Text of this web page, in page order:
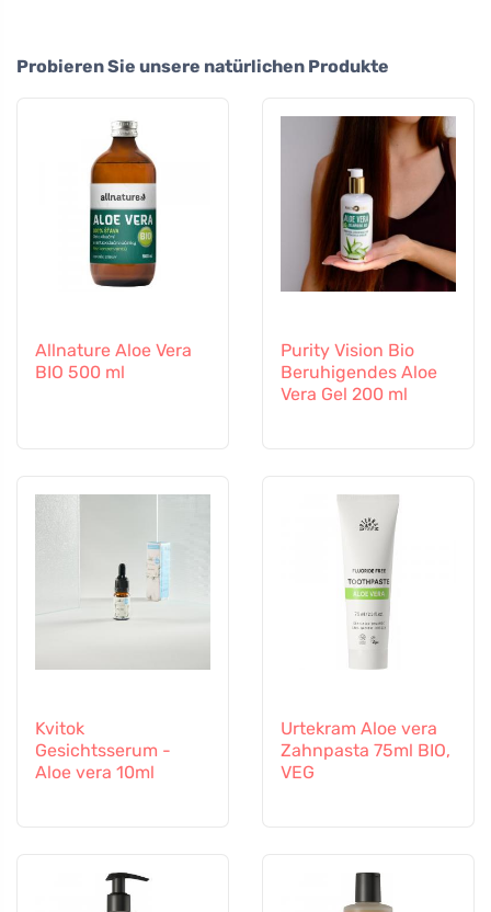
Probieren Sie unsere natürlichen Produkte
Allnature Aloe Vera
BIO 500 ml
Purity Vision Bio
Beruhigendes Aloe
Vera Gel 200 ml
Kvitok
Gesichtsserum -
Aloe vera 10ml
Urtekram Aloe vera
Zahnpasta 75ml BIO,
VEG